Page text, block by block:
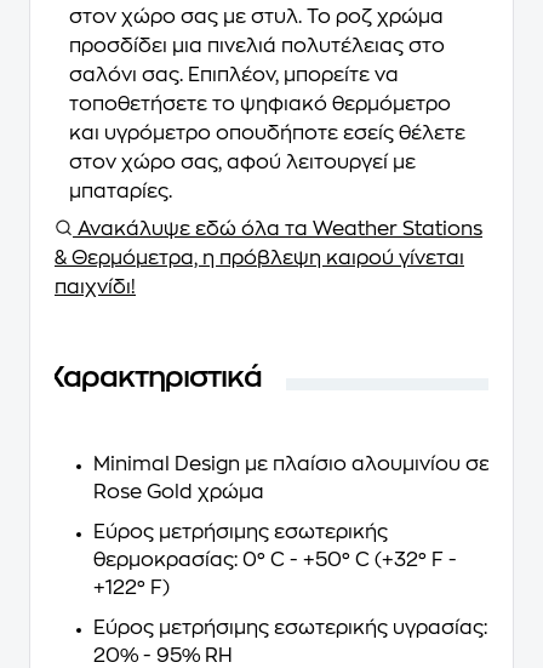
στον χώρο σας με στυλ. Το ροζ χρώμα
προσδίδει μια πινελιά πολυτέλειας στο
σαλόνι σας. Επιπλέον, μπορείτε να
τοποθετήσετε το ψηφιακό θερμόμετρο
και υγρόμετρο οπουδήποτε εσείς θέλετε
στον χώρο σας, αφού λειτουργεί με
μπαταρίες.
Ανακάλυψε εδώ όλα τα Weather Stations
& Θερμόμετρα, η πρόβλεψη καιρού γίνεται
παιχνίδι!
Χαρακτηριστικά
Minimal Design με πλαίσιο αλουμινίου σε
Rose Gold χρώμα
Εύρος μετρήσιμης εσωτερικής
θερμοκρασίας: 0° C - +50° C (+32° F -
+122° F)
Εύρος μετρήσιμης εσωτερικής υγρασίας:
20% - 95% RH